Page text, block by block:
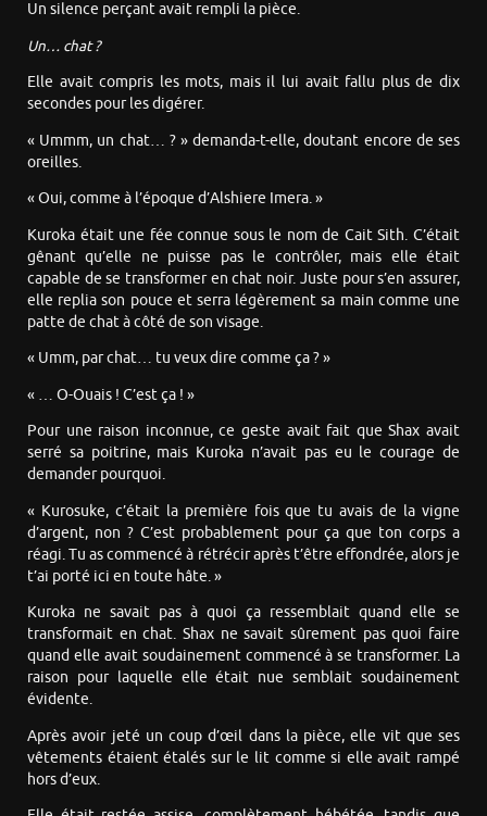
Un silence perçant avait rempli la pièce.
Un… chat ?
Elle avait compris les mots, mais il lui avait fallu plus de dix
secondes pour les digérer.
« Ummm, un chat… ? » demanda-t-elle, doutant encore de ses
oreilles.
« Oui, comme à l’époque d’Alshiere Imera. »
Kuroka était une fée connue sous le nom de Cait Sith. C’était
gênant qu’elle ne puisse pas le contrôler, mais elle était
capable de se transformer en chat noir. Juste pour s’en assurer,
elle replia son pouce et serra légèrement sa main comme une
patte de chat à côté de son visage.
« Umm, par chat… tu veux dire comme ça ? »
« … O-Ouais ! C’est ça ! »
Pour une raison inconnue, ce geste avait fait que Shax avait
serré sa poitrine, mais Kuroka n’avait pas eu le courage de
demander pourquoi.
« Kurosuke, c’était la première fois que tu avais de la vigne
d’argent, non ? C’est probablement pour ça que ton corps a
réagi. Tu as commencé à rétrécir après t’être effondrée, alors je
t’ai porté ici en toute hâte. »
Kuroka ne savait pas à quoi ça ressemblait quand elle se
transformait en chat. Shax ne savait sûrement pas quoi faire
quand elle avait soudainement commencé à se transformer. La
raison pour laquelle elle était nue semblait soudainement
évidente.
Après avoir jeté un coup d’œil dans la pièce, elle vit que ses
vêtements étaient étalés sur le lit comme si elle avait rampé
hors d’eux.